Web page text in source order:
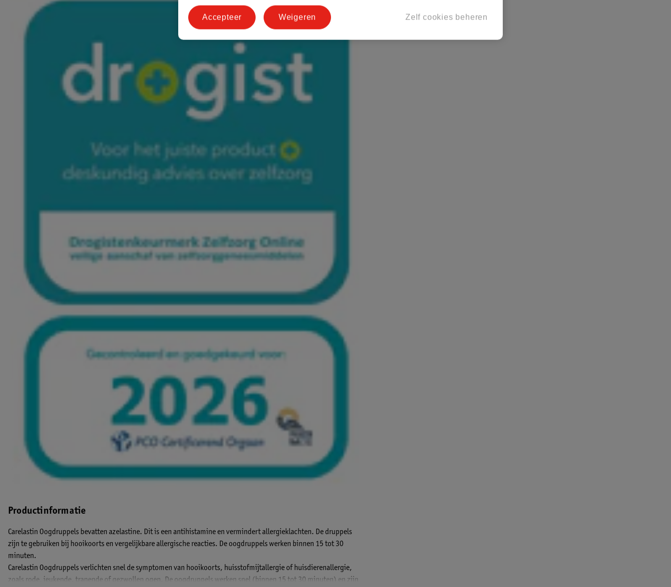
Productinformatie
Carelastin Oogdruppels bevatten azelastine. Dit is een antihistamine en vermindert allergieklachten. De druppels
zijn te gebruiken bij hooikoorts en vergelijkbare allergische reacties. De oogdruppels werken binnen 15 tot 30
minuten.
Carelastin Oogdruppels verlichten snel de symptomen van hooikoorts, huisstofmijtallergie of huisdierenallergie,
zoals rode, jeukende, tranende of gezwollen ogen. De oogdruppels werken snel (binnen 15 tot 30 minuten) en zijn
Zelf cookies beheren
Weigeren
Accepteer